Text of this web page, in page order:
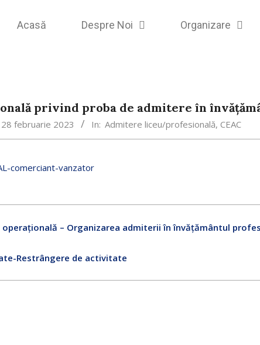
Acasă Despre Noi Organizare
privind proba de admitere în
28 februarie 2023 In: Admitere liceu/profesională, CEAC
comerciant-vanzator
operaţională – Organizarea admiterii în învăţământul
Restrângere de activitate